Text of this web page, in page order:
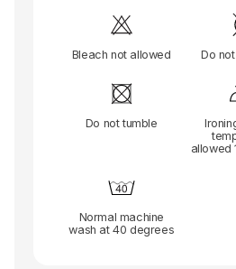
Bleach not allowed Do
Do not tumble
allowed
Normal machine
wash at 40 degrees